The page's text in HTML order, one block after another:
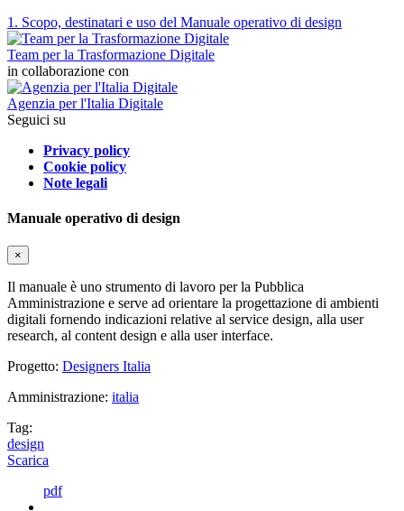
1. Scopo, destinatari e uso del Manuale operativo di design
Team per la Trasformazione Digitale
in collaborazione con
Agenzia per l'Italia Digitale
Seguici su
Privacy policy
Cookie policy
Note legali
Manuale operativo di design
×
Il manuale è uno strumento di lavoro per la Pubblica
Amministrazione e serve ad orientare la progettazione di ambienti
digitali fornendo indicazioni relative al service design, alla user
research, al content design e alla user interface.
Progetto: Designers Italia
Amministrazione: italia
Tag:
design
Scarica
pdf